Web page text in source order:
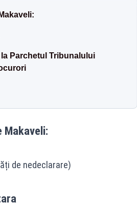
Parchetul Tribunalului
Makaveli:
de nedeclarare)